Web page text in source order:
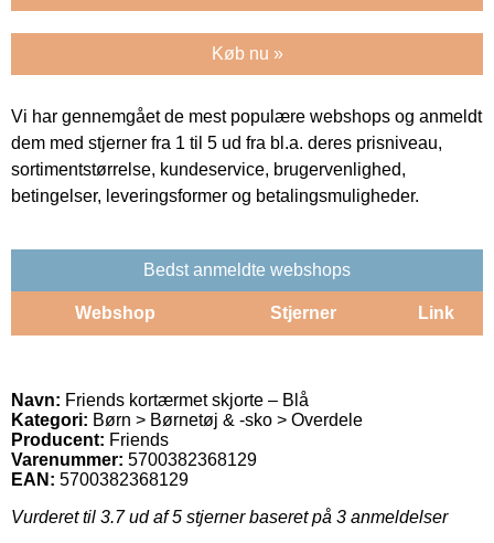
Køb nu »
Vi har gennemgået de mest populære webshops og anmeldt
dem med stjerner fra 1 til 5 ud fra bl.a. deres prisniveau,
sortimentstørrelse, kundeservice, brugervenlighed,
betingelser, leveringsformer og betalingsmuligheder.
Bedst anmeldte webshops
Webshop Stjerner Link
Navn: Friends kortærmet skjorte – Blå
Kategori: Børn > Børnetøj & -sko > Overdele
Producent: Friends
Varenummer: 5700382368129
EAN: 5700382368129
Vurderet til 3.7ud af 5 stjerner baseret på 3 anmeldelser